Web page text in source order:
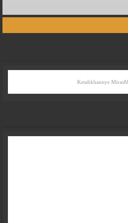
Ketabkhaneye